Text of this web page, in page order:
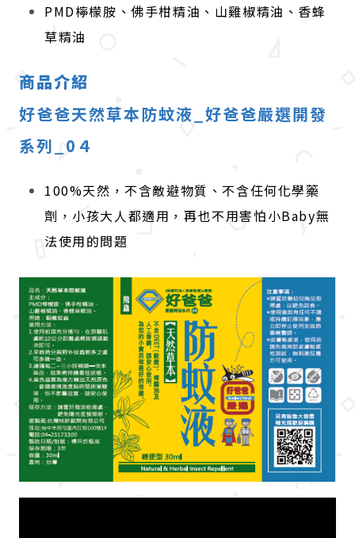
PMD檸檬胺、佛手柑精油、山雞椒精油、香蜂
草精油
商品介紹
好爸爸天然草本防蚊液_好爸爸嚴選開發
系列_0４
100%天然，不含敵避物質、不含任何化學藥
劑，小孩大人都適用，再也不用害怕小Baby無
法使用的問題​